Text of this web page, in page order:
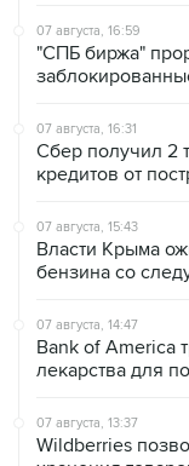
07 августа, 16:59
"СПБ биржа"
07 августа, 16:31
Сбер получил 2
кредитов от
07 августа, 15:43
Власти Крыма
бензина со
07 августа, 14:47
Bank of America
лекарства для
07 августа, 13:37
Wildberries